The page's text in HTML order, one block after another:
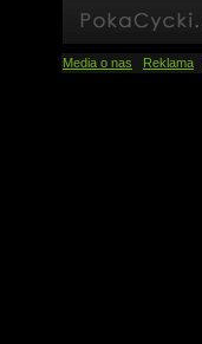
Media o nas Reklama